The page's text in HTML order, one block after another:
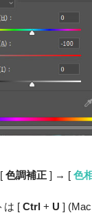
色調補正] → [ 色
は [ Ctrl + U ] (Mac